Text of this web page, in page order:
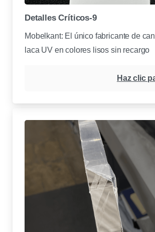
Detalles Críticos-9
Mobelkant: El único fabricante de
laca UV en colores lisos sin recargo
Haz clic